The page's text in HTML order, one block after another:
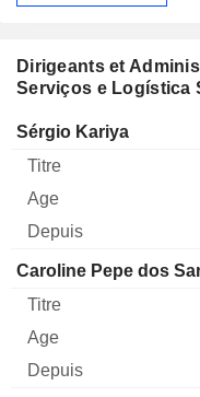
Dirigeants et
Serviços e Logística
Dirigeant Titre
Sérgio Kariya
Caroline Pepe dos